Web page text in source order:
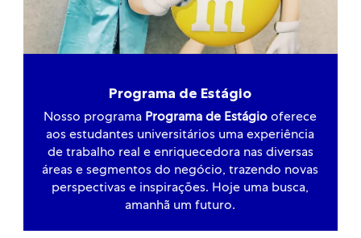
Programa de Estágio
Nosso programa Programa de Estágio oferece
aos estudantes universitários uma experiência
de trabalho real e enriquecedora nas diversas
áreas e segmentos do negócio, trazendo novas
perspectivas e inspirações. Hoje uma busca,
amanhã um futuro.